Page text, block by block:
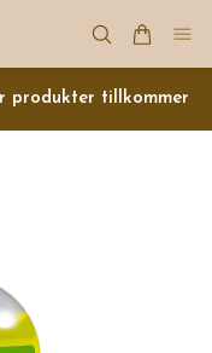
produkter tillkommer